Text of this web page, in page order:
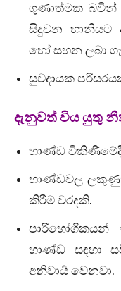
ගුණාත්මක බවින්
සිදුවන හානියට
හෝ සහන ලබා
සුවදායක
දැනුවත් විය යුතු
භාණ්ඩ විකිණීමේදී
භාණ්ඩවල
කිරීම වරදකි.
පාරිභෝගිකයන්
භාණ්ඩ සඳහා
අනිවාර්‍ය වෙනවා.